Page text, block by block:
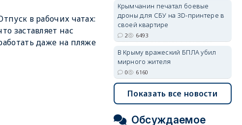
в рабочих чатах:
заставляет нас
даже на пляже
Крымчанин печатал боевые
дроны для СБУ на 3D-принтере в
своей квартире
2 6493
В Крыму вражеский БПЛА убил
мирного жителя
0 6160
Показать все новости
Обсуждаемое